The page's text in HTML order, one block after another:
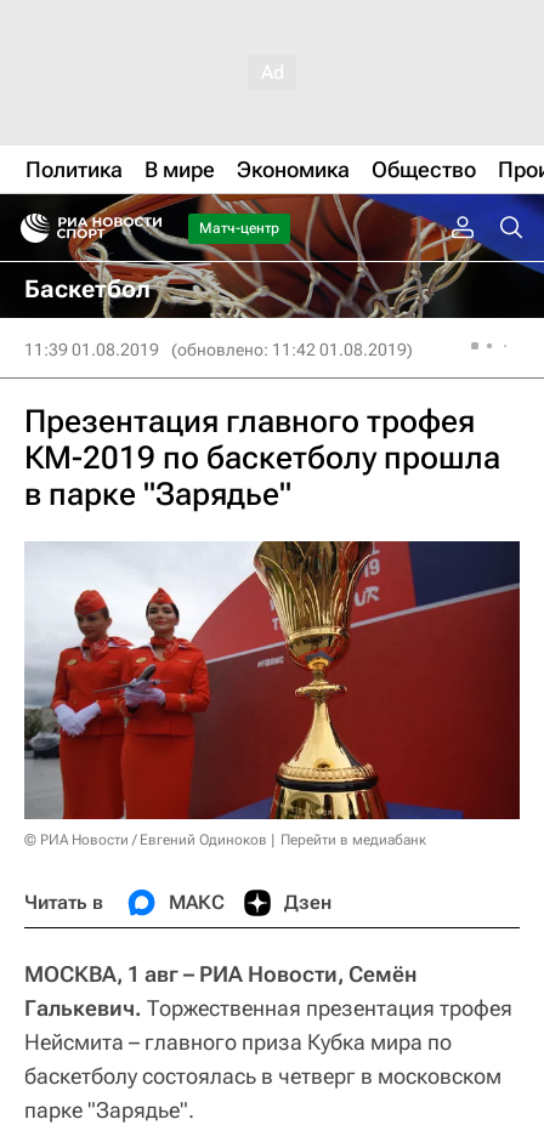
Политика В мире Экономика Общество
Матч-центр
Баскетбол
11:39 01.08.2019 (обновлено: 11:42 01.08.2019)
Презентация главного трофея
КМ-2019 по баскетболу прошла
в парке "Зарядье"
© РИА Новости / Евгений Одиноков Перейти в медиабанк
Читать в МАКС Дзен
МОСКВА, 1 авг – РИА Новости, Семён
Галькевич. Торжественная презентация трофея
Нейсмита – главного приза Кубка мира по
баскетболу состоялась в четверг в московском
парке "Зарядье".